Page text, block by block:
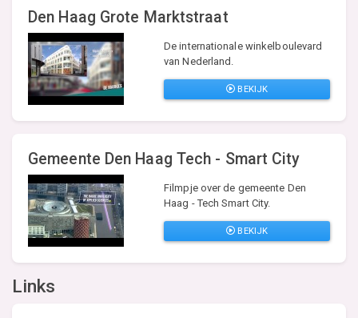
Den Haag Grote Marktstraat
De internationale winkelboulevard
van Nederland.
BEKIJK
Gemeente Den Haag Tech - Smart City
Filmpje over de gemeente Den
Haag - Tech Smart City.
BEKIJK
Links